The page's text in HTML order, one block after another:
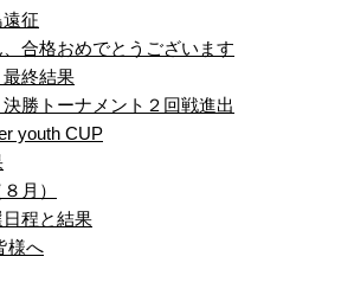
征
合格おめでとうございます
終結果
勝トーナメント２回戦進出
youth CUP
月）
程と結果
様へ